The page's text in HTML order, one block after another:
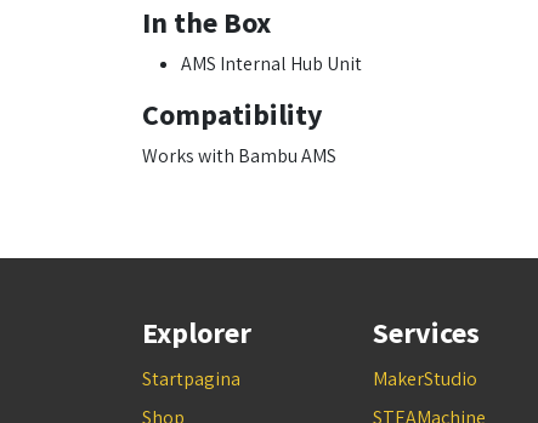
In the Box
AMS Internal Hub Unit
Compatibility
Works with Bambu AMS
Explorer
Startpagina
Shop
Services
MakerStudio
STEAMachine